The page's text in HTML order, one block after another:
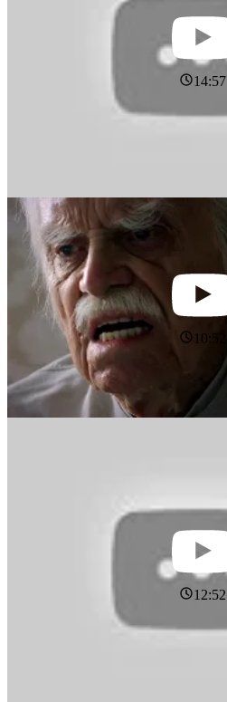
14:57
10:52
12:52